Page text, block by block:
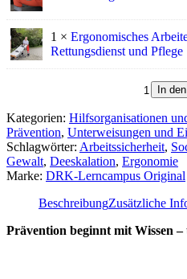
1 × Ergonomisches
Rettungsdienst und Pflege
Kurse
im
Paket:
Prävention
Menge
In
Kategorien: Hilfsorganisationen
Prävention, Unterweisungen und
Schlagwörter: Arbeitssicherheit,
Gewalt, Deeskalation, Ergonomie
Marke: DRK-Lerncampus Original
BeschreibungZusätzliche
Prävention beginnt mit Wissen